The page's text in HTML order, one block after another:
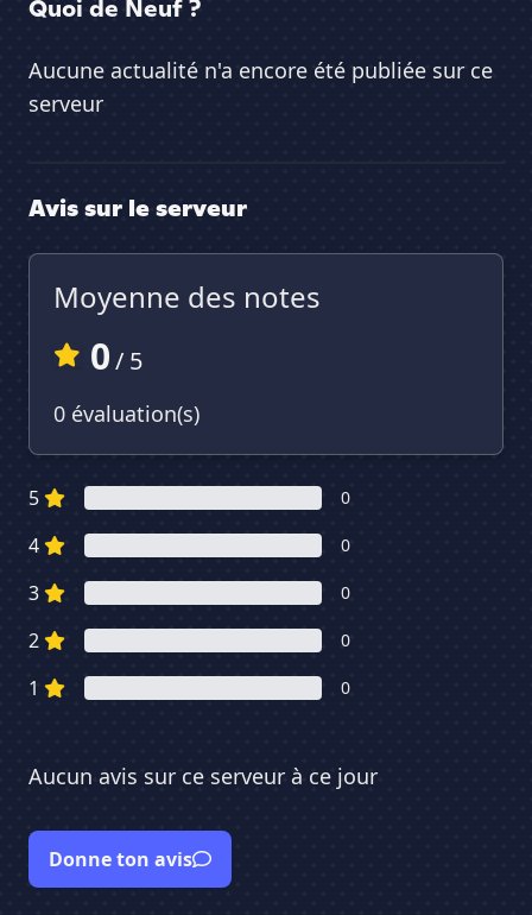
Quoi de Neuf ?
Aucune actualité n'a encore été publiée sur ce
serveur
Avis sur le serveur
Moyenne des notes
0/ 5
0 évaluation(s)
5 0
4 0
3 0
2 0
1 0
Aucun avis sur ce serveur à ce jour
Donne ton avis